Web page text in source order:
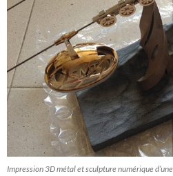
Impression 3D métal et sculpture numérique